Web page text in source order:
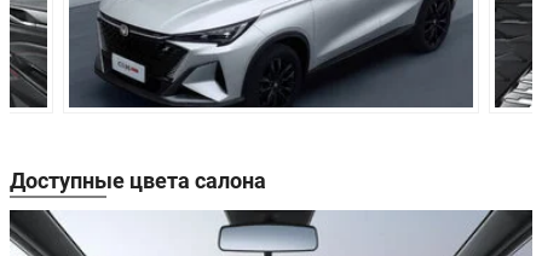
Доступные цвета салона